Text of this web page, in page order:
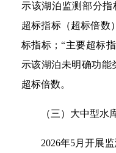
示该湖泊监测部分
超标指标（超标倍数
标指标；“主要超标
示该湖泊未明确功能
超标倍数。
（三）大中型水
2026年5月开展